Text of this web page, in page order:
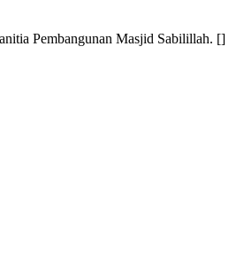
Pembangunan Masjid Sabilillah. []